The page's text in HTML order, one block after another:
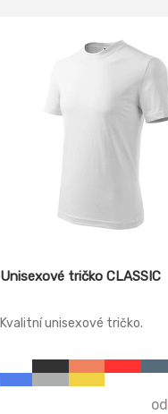
Unisexové tričko CLASSIC
Kvalitní unisexové tričko.
od